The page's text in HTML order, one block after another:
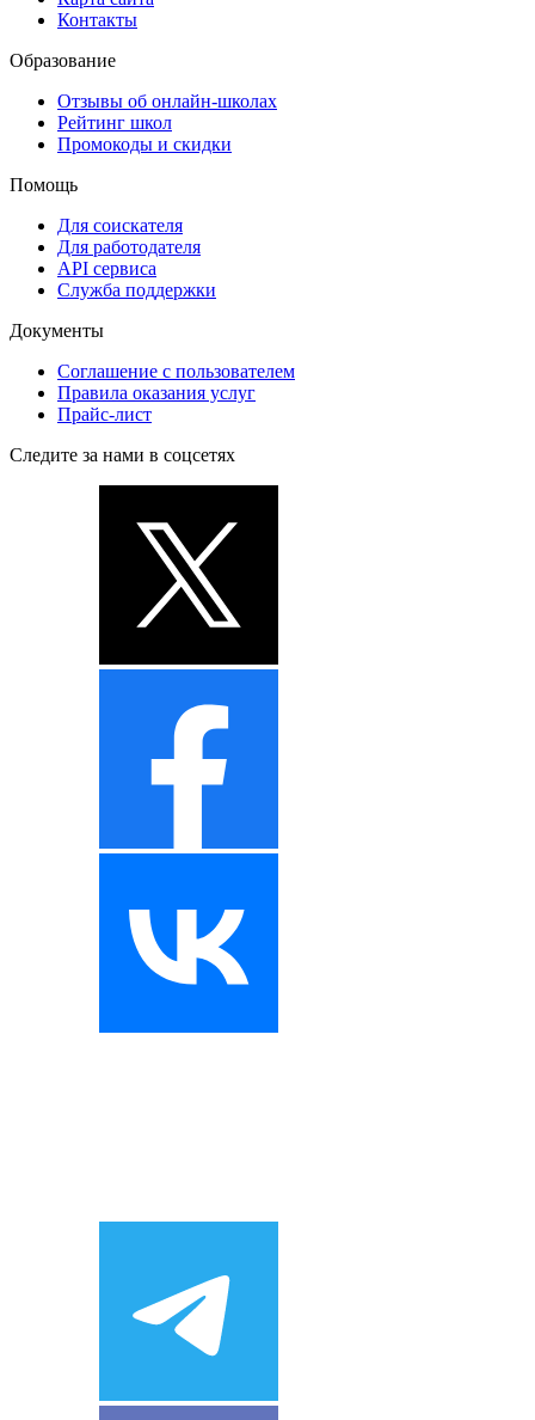
Контакты
Образование
Отзывы об онлайн-школах
Рейтинг школ
Промокоды и скидки
Помощь
Для соискателя
Для работодателя
API сервиса
Служба поддержки
Документы
Соглашение с пользователем
Правила оказания услуг
Прайс-лист
Следите за нами в соцсетях